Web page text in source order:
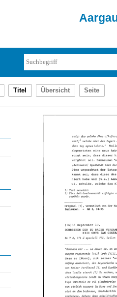
Titel Übersicht Seite